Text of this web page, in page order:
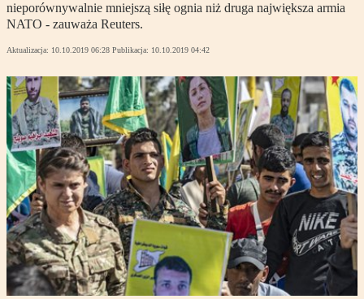
nieporównywalnie mniejszą siłę ognia niż druga największa armia
NATO - zauważa Reuters.
Aktualizacja: 10.10.2019 06:28 Publikacja: 10.10.2019 04:42